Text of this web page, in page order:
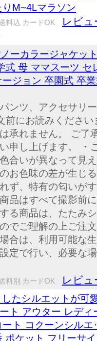
M~4Lマラソン
料込 カードOK
レビュ
ノーカラージャケッ
式 母 ママスーツ
ージョン 卒園式 卒
ンツ、アクセサリ
前にお読みくださ
承れません。 ご了
申し上げます。 ・
合いが異なって見
お色味の差が生じ
ず、特有の匂いが
品はすべて撮影
る商品は、たたみ
でご理解の上ご注
合は、利用可能
定で行い、必要な
料別 カードOK レビュ
したシルエットが可
ト アウター レデ
ート コクーンシル
ポケット フリーサ